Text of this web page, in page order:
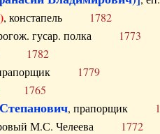
, констапель 1782
гусар. полка 1773
1782
1779
1765
, прапорщик
М.С. Челеева 1772